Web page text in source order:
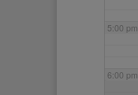
5:00 pm
6:00 pm